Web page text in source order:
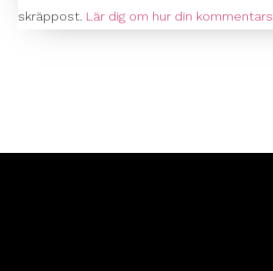
skräppost. Lär dig om hur din